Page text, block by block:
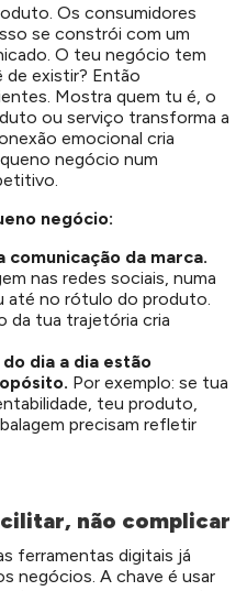
Os consumidores
se constrói com um
O teu negócio tem
de existir? Então
Mostra quem tu é, o
ou serviço transforma a
emocional cria
negócio num
negócio:
comunicação da marca.
nas redes sociais, numa
até no rótulo do produto.
da tua trajetória cria
dia a dia estão
Por exemplo: se tua
teu produto,
precisam refletir
não complicar
ferramentas digitais já
negócios. A chave é usar